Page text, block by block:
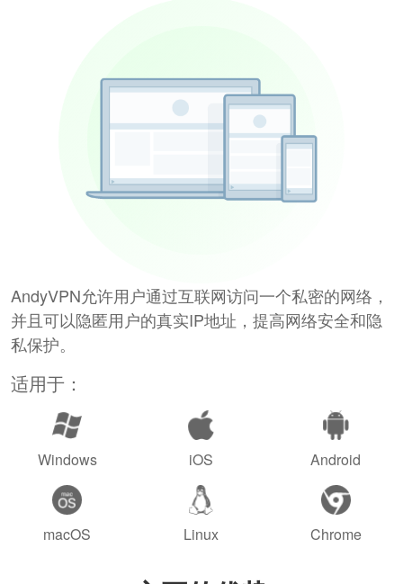
AndyVPN允许用户通过互联网访问一个私密的网络，
并且可以隐匿用户的真实IP地址，提高网络安全和隐
私保护。
适用于：
Windows iOS Android
macOS Linux Chrome